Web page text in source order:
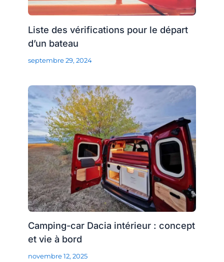
Liste des vérifications pour le départ
d’un bateau
septembre 29, 2024
Camping-car Dacia intérieur : concept
et vie à bord
novembre 12, 2025